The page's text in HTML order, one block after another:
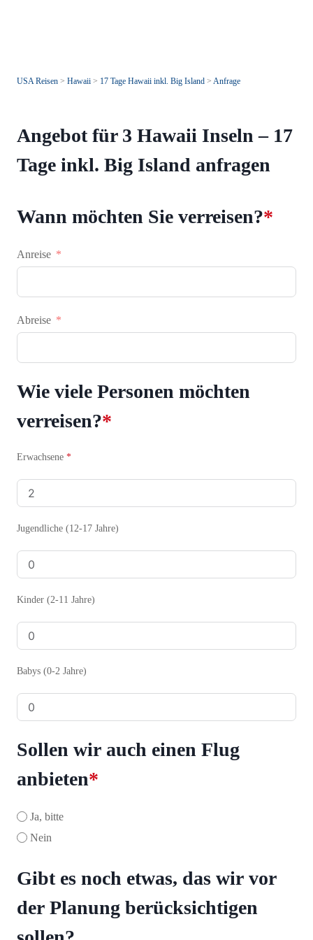
USA Reisen > Hawaii > 17 Tage Hawaii inkl. Big Island > Anfrage
Angebot für 3 Hawaii Inseln – 17
Tage inkl. Big Island anfragen
Wann möchten Sie verreisen?*
Anreise
Abreise
Wie viele Personen möchten
verreisen?*
Erwachsene *
Jugendliche (12-17 Jahre)
Kinder (2-11 Jahre)
Babys (0-2 Jahre)
Sollen wir auch einen Flug
anbieten*
Ja, bitte
Nein
Gibt es noch etwas, das wir vor
der Planung berücksichtigen